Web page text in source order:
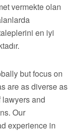
vermekte olan
en iyi
but focus on
are as diverse as
and
Our
experience in